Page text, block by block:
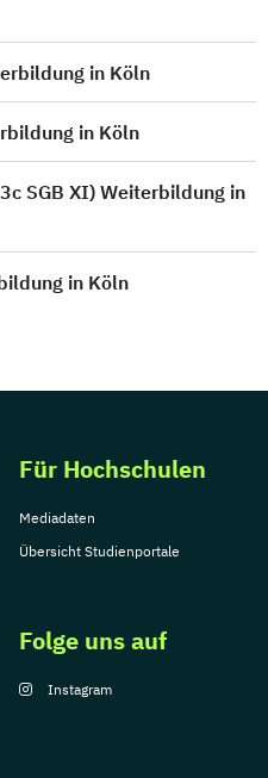
in Köln
in Köln
SGB XI) Weiterbildung in
in Köln
Für Hochschulen
Mediadaten
Übersicht Studienportale
Folge uns auf
Instagram